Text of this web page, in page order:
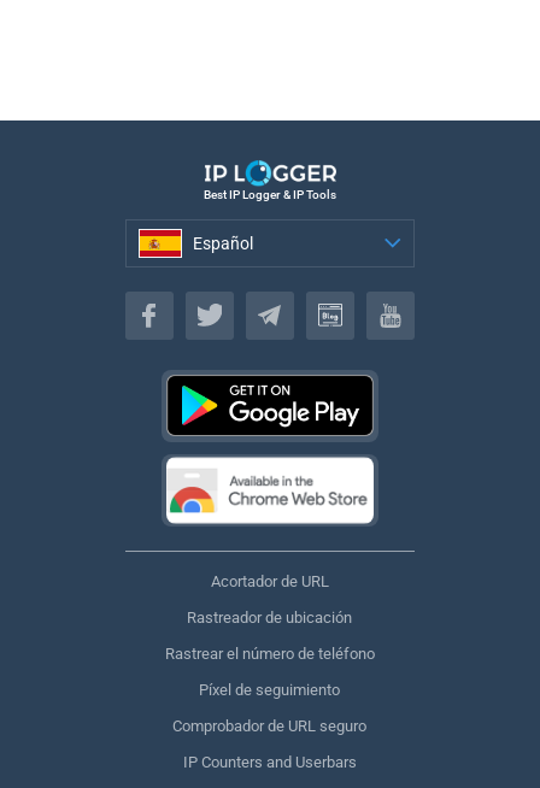
Best IP Logger & IP Tools
Español
Español
Acortador de URL
Rastreador de ubicación
Rastrear el número de teléfono
Píxel de seguimiento
Comprobador de URL seguro
IP Counters and Userbars